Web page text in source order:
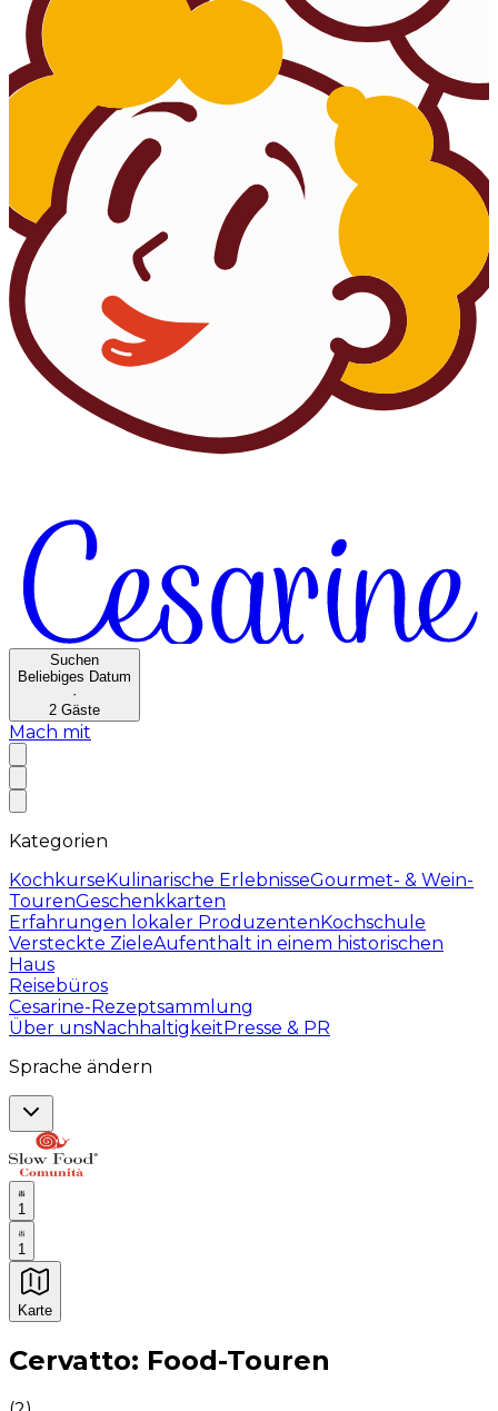
Suchen
Beliebiges Datum
·
2 Gäste
Mach mit
Kategorien
KochkurseKulinarische ErlebnisseGourmet- & Wein-
TourenGeschenkkarten
Erfahrungen lokaler ProduzentenKochschule
Versteckte ZieleAufenthalt in einem historischen
Haus
Reisebüros
Cesarine-Rezeptsammlung
Über unsNachhaltigkeitPresse & PR
Sprache ändern
1
1
Karte
Unvergessliche kulinarische Erlebnisse:
Cervatto: Food-Touren